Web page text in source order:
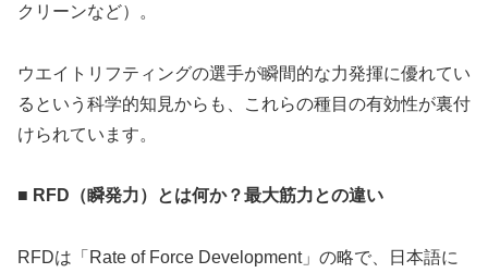
クリーンなど）。
ウエイトリフティングの選手が瞬間的な力発揮に優れてい
るという科学的知見からも、これらの種目の有効性が裏付
けられています。
■ RFD（瞬発力）とは何か？最大筋力との違い
RFDは「Rate of Force Development」の略で、日本語に